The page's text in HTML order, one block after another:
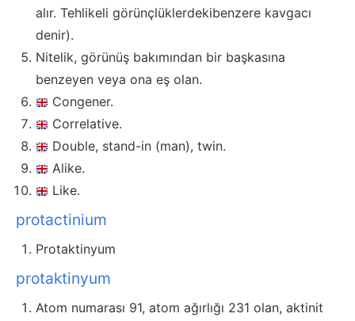
alır. Tehlikeli görünçlüklerdekibenzere kavgacı
denir).
Nitelik, görünüş bakımından bir başkasına
benzeyen veya ona eş olan.
Congener.
Correlative.
Double, stand-in (man), twin.
Alike.
Like.
protactinium
Protaktinyum
protaktinyum
Atom numarası 91, atom ağırlığı 231 olan, aktinit